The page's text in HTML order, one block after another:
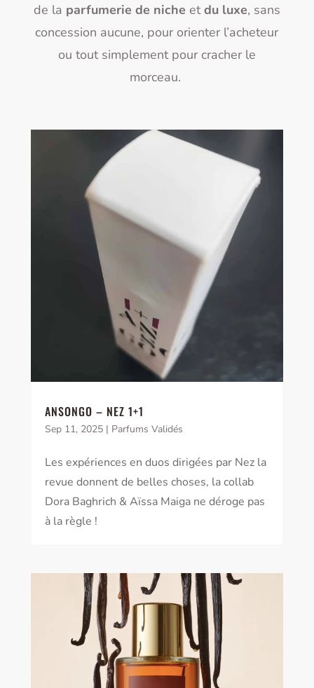
de la parfumerie de niche etdu luxe, sans
concession aucune, pour orienter l’acheteur
ou tout simplement pour cracher le
morceau.
ANSONGO – NEZ 1+1
Sep 11, 2025| Parfums Validés
Les expériences en duos dirigées par Nez la
revue donnent de belles choses, la collab
Dora Baghrich & Aïssa Maiga ne déroge pas
à la règle !